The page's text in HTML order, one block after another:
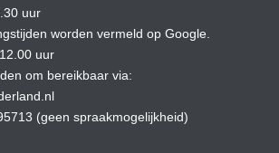
uur
worden vermeld op Google.
uur
om bereikbaar via:
(geen spraakmogelijkheid)